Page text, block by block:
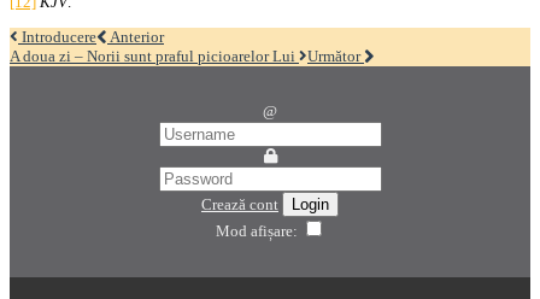
Introducere
Anterior
A doua zi – Norii sunt praful picioarelor Lui
Următor
@
Crează cont
Login
Mod afișare: